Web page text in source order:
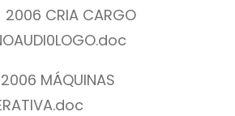
CRIA CARGO
MÁQUINAS